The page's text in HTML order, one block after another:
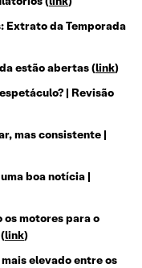
Extrato da Temporada
estão abertas (link)
| Revisão
mas consistente |
boa notícia |
os motores para o
link)
mais elevado entre os